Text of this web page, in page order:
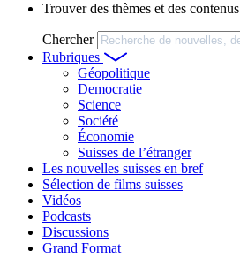
Trouver des thèmes et des contenus
Chercher
Rubriques
Géopolitique
Democratie
Science
Société
Économie
Suisses de l’étranger
Les nouvelles suisses en bref
Sélection de films suisses
Vidéos
Podcasts
Discussions
Grand Format